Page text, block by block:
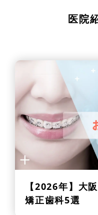
医院
【2026年】 大
矯正歯科5選